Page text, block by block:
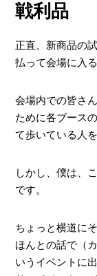
戦利品
正直、新商品の
払って会場に入
会場内での皆さ
ために各ブース
て歩いている人
しかし、僕は、
です。
ちょっと横道に
ほんとの話で（
いうイベントに